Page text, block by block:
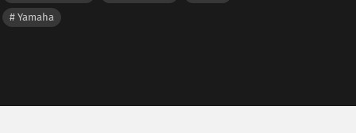
Yamaha